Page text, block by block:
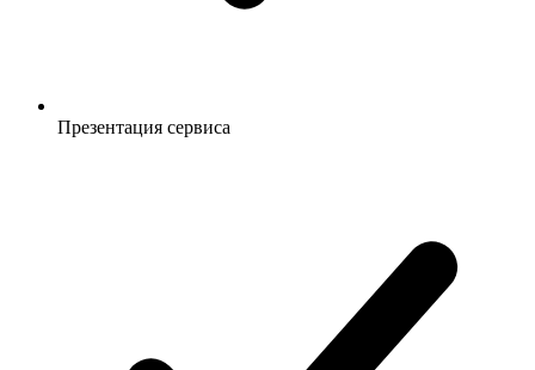
Презентация сервиса